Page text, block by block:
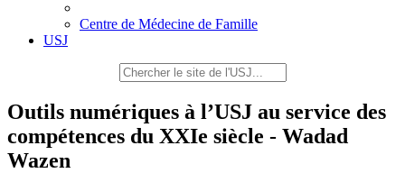
Centre de Médecine de Famille
USJ
Outils numériques à l’USJ au service des
compétences du XXIe siècle - Wadad
Wazen